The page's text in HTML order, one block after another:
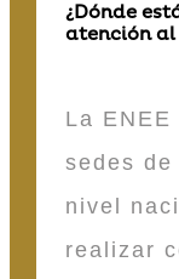
¿Dónde
atención al
La
sedes
nivel
realizar